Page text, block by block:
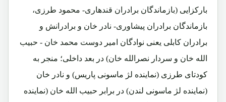
بارکزایی (بازماندگان برادران قندهاری- محمود طرزی،
بازماندگان برادران پیشاوری- نادر خان و برادرانش و
برادران کابلی یعنی نوادگان امیر دوست محمد خان - حبیب
الله خان و سردار نصرالله خان) در بعد داخلی؛ منجر به
کودتای طرزی (نماینده لژ ماسونی پاریس) و نادر خان
(نماینده لژ ماسونی لندن) در برابر حبیب الله خان (نماینده